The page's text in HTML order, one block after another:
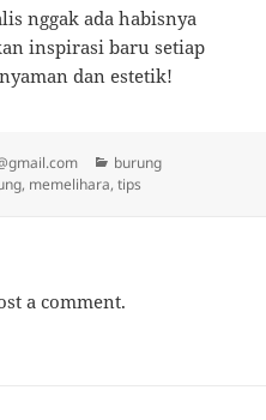
nggak ada habisnya
inspirasi baru setiap
dan estetik!
Categories
burung
, memelihara,tips
a comment.